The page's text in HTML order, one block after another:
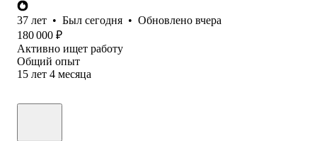
37 лет • Был сегодня • Обновлено вчера
180 000 ₽
Активно ищет работу
Общий опыт
15 лет 4 месяца